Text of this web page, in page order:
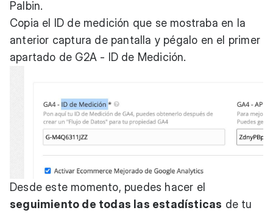
Palbin.
Copia el ID de medición que se mostraba en la
anterior captura de pantalla y pégalo en el primer
apartado de G2A - ID de Medición.
Desde este momento, puedes hacer el
seguimiento de todas las estadísticas de tu